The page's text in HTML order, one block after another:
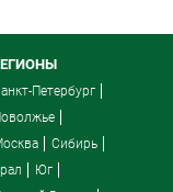
Петербург
Сибирь
Юг